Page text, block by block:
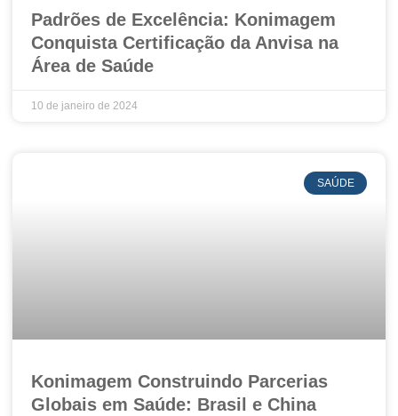
Padrões de Excelência: Konimagem
Conquista Certificação da Anvisa na
Área de Saúde
10 de janeiro de 2024
SAÚDE
Konimagem Construindo Parcerias
Globais em Saúde: Brasil e China